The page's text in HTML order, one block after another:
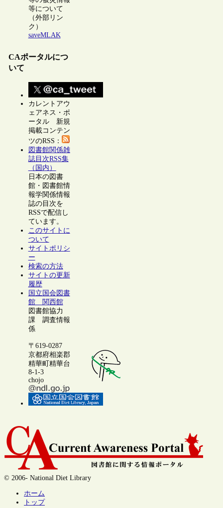
等について
（外部リン
ク）
saveMLAK
CAポータルにつ
いて
カレントアウ
ェアネス・ポ
ータル 新規
掲載コンテン
ツのRSS：
図書館関係雑
誌目次RSS集
（国内）
日本の図書
館・図書館情
報学関係情報
誌の目次を
RSSで配信し
ています。
このサイトに
ついて
サイトポリシ
ー
検索の方法
サイトの更新
履歴
国立国会図書
館 関西館
図書館協力
課 調査情報
係
〒619-0287
京都府相楽郡
精華町精華台
8-1-3
chojo
© 2006- National Diet Library
ホーム
トップ